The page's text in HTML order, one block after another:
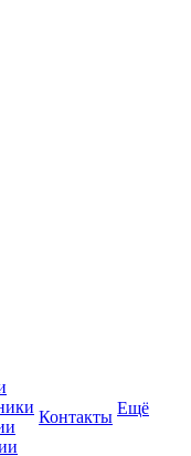
Контакты Ещё